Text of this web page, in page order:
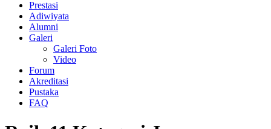
Prestasi
Adiwiyata
Alumni
Galeri
Galeri Foto
Video
Forum
Akreditasi
Pustaka
FAQ